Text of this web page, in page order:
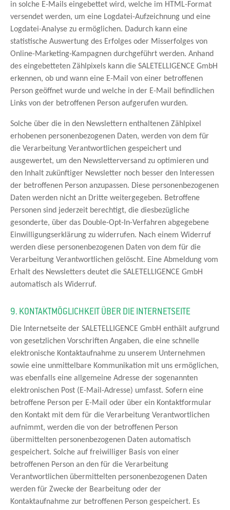
in solche E-Mails eingebettet wird, welche im HTML-Format
versendet werden, um eine Logdatei-Aufzeichnung und eine
Logdatei-Analyse zu ermöglichen. Dadurch kann eine
statistische Auswertung des Erfolges oder Misserfolges von
Online-Marketing-Kampagnen durchgeführt werden. Anhand
des eingebetteten Zählpixels kann die SALETELLIGENCE GmbH
erkennen, ob und wann eine E-Mail von einer betroffenen
Person geöffnet wurde und welche in der E-Mail befindlichen
Links von der betroffenen Person aufgerufen wurden.
Solche über die in den Newslettern enthaltenen Zählpixel
erhobenen personenbezogenen Daten, werden von dem für
die Verarbeitung Verantwortlichen gespeichert und
ausgewertet, um den Newsletterversand zu optimieren und
den Inhalt zukünftiger Newsletter noch besser den Interessen
der betroffenen Person anzupassen. Diese personenbezogenen
Daten werden nicht an Dritte weitergegeben. Betroffene
Personen sind jederzeit berechtigt, die diesbezügliche
gesonderte, über das Double-Opt-In-Verfahren abgegebene
Einwilligungserklärung zu widerrufen. Nach einem Widerruf
werden diese personenbezogenen Daten von dem für die
Verarbeitung Verantwortlichen gelöscht. Eine Abmeldung vom
Erhalt des Newsletters deutet die SALETELLIGENCE GmbH
automatisch als Widerruf.
9. KONTAKTMÖGLICHKEIT ÜBER DIE INTERNETSEITE
Die Internetseite der SALETELLIGENCE GmbH enthält aufgrund
von gesetzlichen Vorschriften Angaben, die eine schnelle
elektronische Kontaktaufnahme zu unserem Unternehmen
sowie eine unmittelbare Kommunikation mit uns ermöglichen,
was ebenfalls eine allgemeine Adresse der sogenannten
elektronischen Post (E-Mail-Adresse) umfasst. Sofern eine
betroffene Person per E-Mail oder über ein Kontaktformular
den Kontakt mit dem für die Verarbeitung Verantwortlichen
aufnimmt, werden die von der betroffenen Person
übermittelten personenbezogenen Daten automatisch
gespeichert. Solche auf freiwilliger Basis von einer
betroffenen Person an den für die Verarbeitung
Verantwortlichen übermittelten personenbezogenen Daten
werden für Zwecke der Bearbeitung oder der
Kontaktaufnahme zur betroffenen Person gespeichert. Es